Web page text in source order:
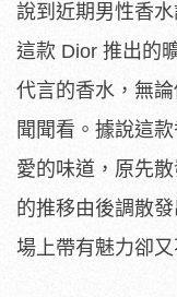
說到近期男性香
這款 Dior 推出的
代言的香水，無
聞聞看。據說這
愛的味道，原先
的推移由後調散
場上帶有魅力卻